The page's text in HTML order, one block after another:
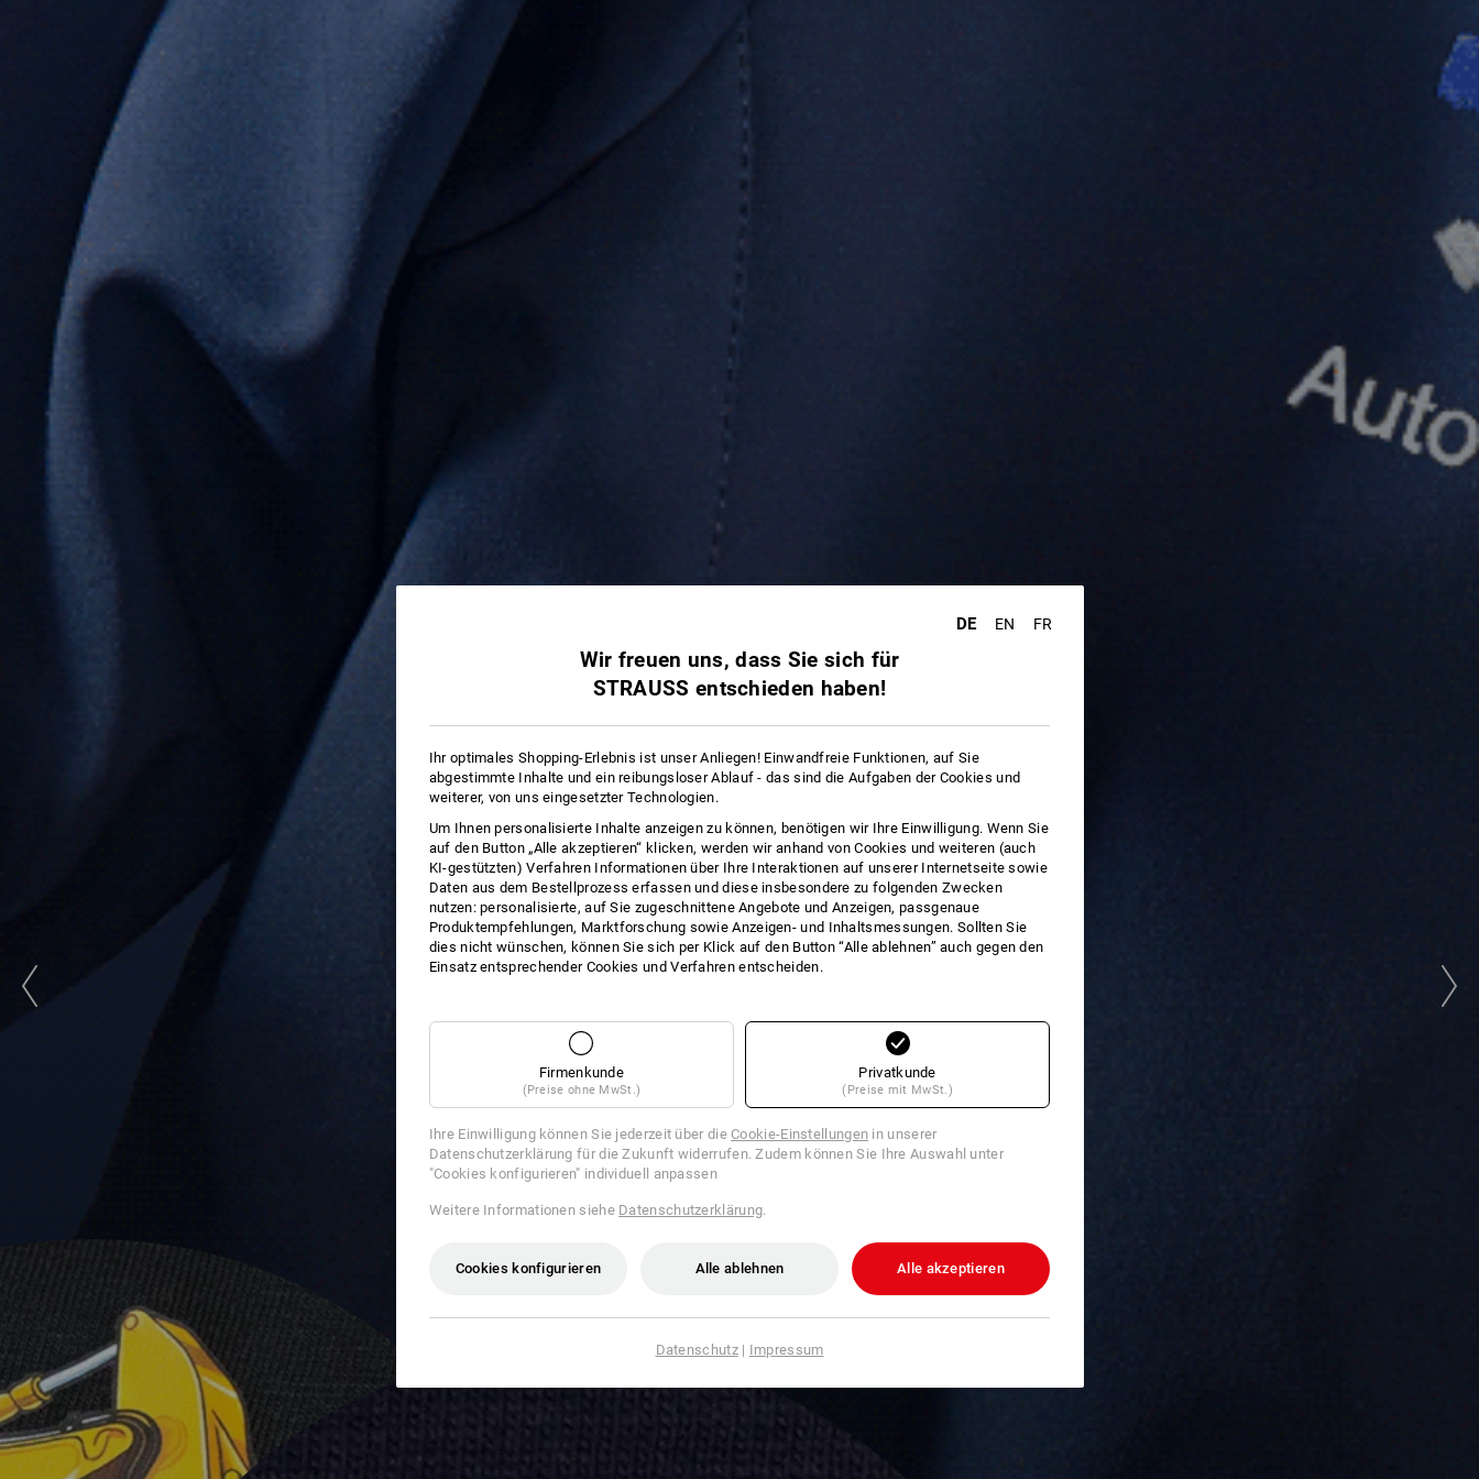
DE EN FR
Wir freuen uns, dass Sie sich für
STRAUSS entschieden haben!
Ihr optimales Shopping-Erlebnis ist unser Anliegen! Einwandfreie Funktionen, auf Sie
abgestimmte Inhalte und ein reibungsloser Ablauf - das sind die Aufgaben der Cookies und
weiterer, von uns eingesetzter Technologien.
Um Ihnen personalisierte Inhalte anzeigen zu können, benötigen wir Ihre Einwilligung. Wenn Sie
auf den Button „Alle akzeptieren“ klicken, werden wir anhand von Cookies und weiteren (auch
KI-gestützten) Verfahren Informationen über Ihre Interaktionen auf unserer Internetseite sowie
Daten aus dem Bestellprozess erfassen und diese insbesondere zu folgenden Zwecken
nutzen: personalisierte, auf Sie zugeschnittene Angebote und Anzeigen, passgenaue
Produktempfehlungen, Marktforschung sowie Anzeigen- und Inhaltsmessungen. Sollten Sie
dies nicht wünschen, können Sie sich per Klick auf den Button “Alle ablehnen” auch gegen den
Einsatz entsprechender Cookies und Verfahren entscheiden.
Firmenkunde
(Preise ohne MwSt.)
Privatkunde
(Preise mit MwSt.)
Ihre Einwilligung können Sie jederzeit über dieCookie-Einstellungen in unserer
Datenschutzerklärung für die Zukunft widerrufen. Zudem können Sie Ihre Auswahl unter
"Cookies konfigurieren" individuell anpassen
Weitere Informationen siehe Datenschutzerklärung.
Cookies konfigurieren Alle ablehnen Alle akzeptieren
Datenschutz| Impressum